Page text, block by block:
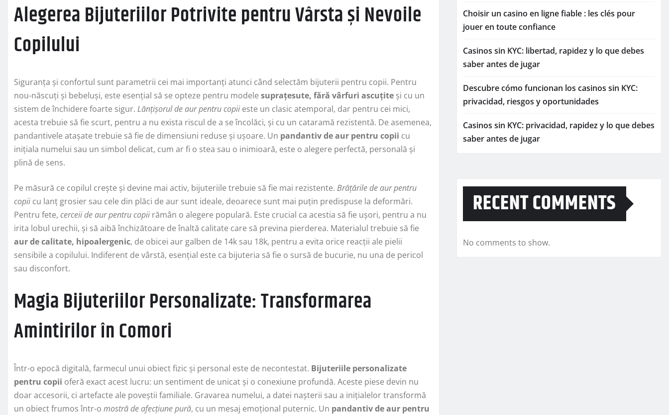
Alegerea Bijuteriilor Potrivite pentru Vârsta și Nevoile
Copilului
Siguranța și confortul sunt parametrii cei mai importanți atunci când selectăm bijuterii pentru copii. Pentru
nou-născuți și bebeluși, este esențial să se opteze pentru modele suprațesute, fără vârfuri ascuțite și cu un
sistem de închidere foarte sigur. Lănțișorul de aur pentru copii este un clasic atemporal, dar pentru cei mici,
acesta trebuie să fie scurt, pentru a nu exista riscul de a se încolăci, și cu un cataramă rezistentă. De asemenea,
pandantivele atașate trebuie să fie de dimensiuni reduse și ușoare. Un pandantiv de aur pentru copii cu
inițiala numelui sau un simbol delicat, cum ar fi o stea sau o inimioară, este o alegere perfectă, personală și
plină de sens.
Pe măsură ce copilul crește și devine mai activ, bijuteriile trebuie să fie mai rezistente. Brățările de aur pentru
copii cu lanț grosier sau cele din plăci de aur sunt ideale, deoarece sunt mai puțin predispuse la deformări.
Pentru fete, cerceii de aur pentru copii rămân o alegere populară. Este crucial ca acestia să fie ușori, pentru a nu
irita lobul urechii, și să aibă închizătoare de înaltă calitate care să previna pierderea. Materialul trebuie să fie
aur de calitate, hipoalergenic, de obicei aur galben de 14k sau 18k, pentru a evita orice reacții ale pielii
sensibile a copilului. Indiferent de vârstă, esențial este ca bijuteria să fie o sursă de bucurie, nu una de pericol
sau disconfort.
Magia Bijuteriilor Personalizate: Transformarea
Amintirilor în Comori
Într-o epocă digitală, farmecul unui obiect fizic și personal este de necontestat. Bijuteriile personalizate
pentru copii oferă exact acest lucru: un sentiment de unicat și o conexiune profundă. Aceste piese devin nu
doar accesorii, ci artefacte ale poveștii familiale. Gravarea numelui, a datei nașterii sau a inițialelor transformă
un obiect frumos într-o mostră de afecțiune pură, cu un mesaj emoțional puternic. Un pandantiv de aur pentru
Choisir un casino en ligne fiable : les clés pour
jouer en toute confiance
Casinos sin KYC: libertad, rapidez y lo que debes
saber antes de jugar
Descubre cómo funcionan los casinos sin KYC:
privacidad, riesgos y oportunidades
Casinos sin KYC: privacidad, rapidez y lo que debes
saber antes de jugar
RECENT COMMENTS
No comments to show.